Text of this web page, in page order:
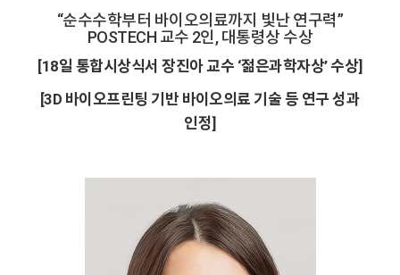
“순수수학부터 바이오의료까지 빛난 연구력”
POSTECH 교수 2인, 대통령상 수상
[18일 통합시상식서 장진아 교수 ‘젊은과학자상’ 수상]
[3D 바이오프린팅 기반 바이오의료 기술 등 연구 성과
인정]